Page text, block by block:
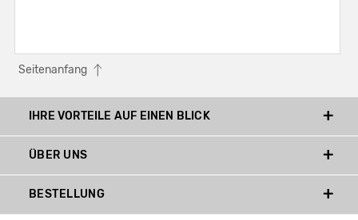
Seitenanfang
IHRE VORTEILE AUF EINEN BLICK
ÜBER UNS
BESTELLUNG